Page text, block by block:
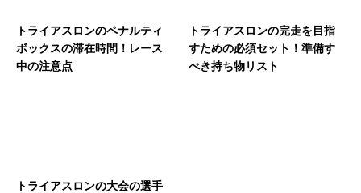
トライアスロンのペナルティ
ボックスの滞在時間！レース
中の注意点
トライアスロンの完走を目指
すための必須セット！準備す
べき持ち物リスト
トライアスロンの大会の選手